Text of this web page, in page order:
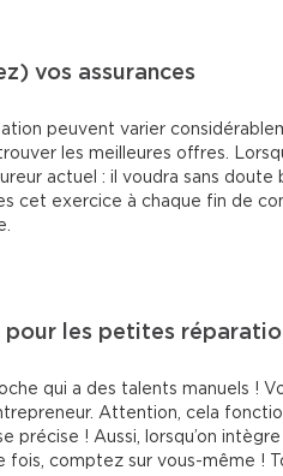
vos assurances
peuvent varier
les meilleures offres.
actuel : il voudra sans
cet exercice à chaque fin de
pour les petites
qui a des talents manuels !
Attention, cela
précise ! Aussi, lorsqu’on
fois, comptez sur vous-même !